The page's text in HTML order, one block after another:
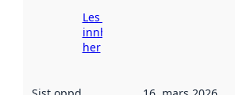
Les meir om
innhenting
her